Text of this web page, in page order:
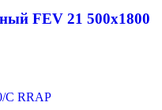
FEV 21 500х1800